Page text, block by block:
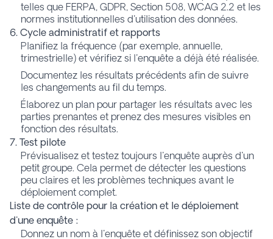
telles que FERPA, GDPR, Section 508, WCAG 2.2 et les
normes institutionnelles d'utilisation des données.
6. Cycle administratif et rapports
Planifiez la fréquence (par exemple, annuelle,
trimestrielle) et vérifiez si l'enquête a déjà été réalisée.
Documentez les résultats précédents afin de suivre
les changements au fil du temps.
Élaborez un plan pour partager les résultats avec les
parties prenantes et prenez des mesures visibles en
fonction des résultats.
7. Test pilote
Prévisualisez et testez toujours l'enquête auprès d'un
petit groupe. Cela permet de détecter les questions
peu claires et les problèmes techniques avant le
déploiement complet.
Liste de contrôle pour la création et le déploiement
d'une enquête :
Donnez un nom à l'enquête et définissez son objectif